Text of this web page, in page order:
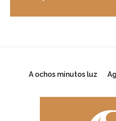
A ochos minutos luz